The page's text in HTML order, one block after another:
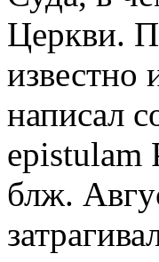
Церкви.
известно
написал
еpistulam
блж.